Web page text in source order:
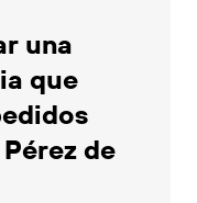
una
que
de